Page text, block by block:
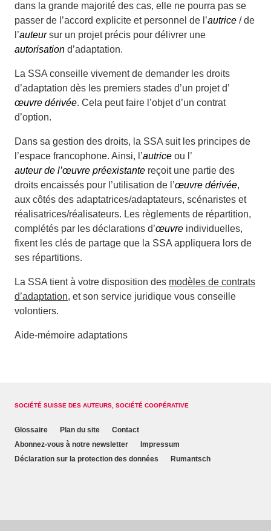
dans la grande majorité des cas, elle ne pourra pas se
passer de l’accord explicite et personnel de l’autrice / de
l’auteursur un projet précis pour délivrer une
autorisation d’adaptation.
La SSA conseille vivement de demander les droits
d’adaptation dès les premiers stades d’un projet d’
œuvre dérivée. Cela peut faire l’objet d’un contrat
d’option.
Dans sa gestion des droits, la SSA suit les principes de
l’espace francophone. Ainsi, l’autrice ou l’
auteur de l’œuvre préexistante reçoit une partie des
droits encaissés pour l’utilisation de l’œuvre dérivée,
aux côtés des adaptatrices/adaptateurs, scénaristes et
réalisatrices/réalisateurs. Les règlements de répartition,
complétés par les déclarations d’œuvre individuelles,
fixent les clés de partage que la SSA appliquera lors de
ses répartitions.
La SSA tient à votre disposition des modèles de contrats
d’adaptation, et son service juridique vous conseille
volontiers.
Aide-mémoire adaptations
SOCIÉTÉ SUISSE DES AUTEURS, SOCIÉTÉ COOPÉRATIVE
Glossaire Plan du site
Contact
Abonnez-vous à notre newsletter
Impressum
Déclaration sur la protection des données
Rumantsch